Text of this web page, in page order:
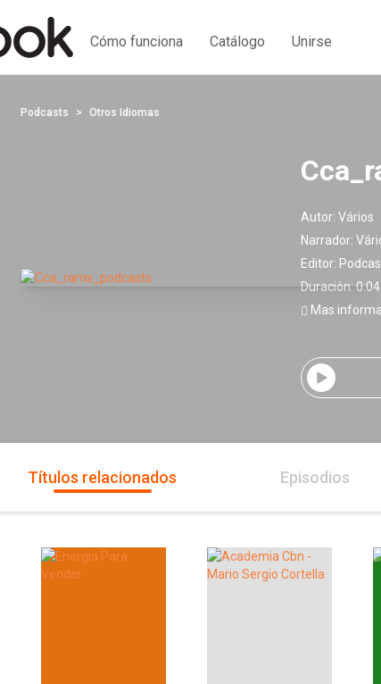
Cómo funciona Catálogo Unirse
Podcasts Otros Idiomas
Autor: Vários
Narrador:
Editor:
Duración:
Mas
Títulos relacionados Episodios